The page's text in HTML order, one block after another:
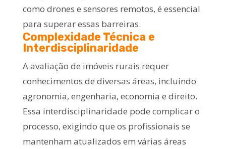
como drones e sensores remotos, é essencial
para superar essas barreiras.
Complexidade Técnica e
Interdisciplinaridade
A avaliação de imóveis rurais requer
conhecimentos de diversas áreas, incluindo
agronomia, engenharia, economia e direito.
Essa interdisciplinaridade pode complicar o
processo, exigindo que os profissionais se
mantenham atualizados em várias áreas